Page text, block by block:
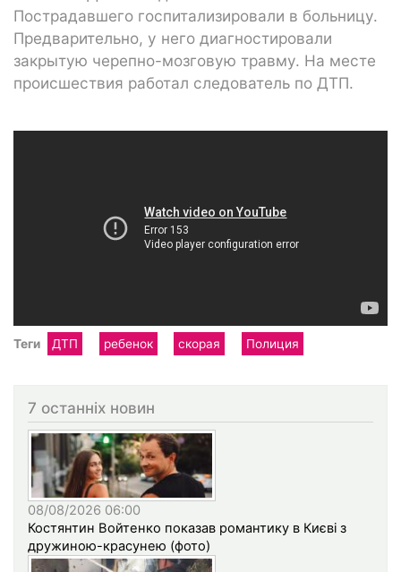
Пострадавшего госпитализировали в больницу.
Предварительно, у него диагностировали
закрытую черепно-мозговую травму. На месте
происшествия работал следователь по ДТП.
Теги ДТП ребенок скорая Полиция
7 останніх новин
08/08/2026 06:00
Костянтин Войтенко показав романтику в Києві з
дружиною-красунею (фото)